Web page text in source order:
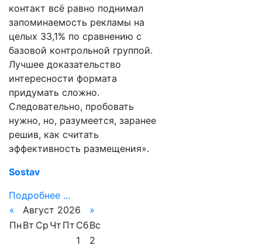
контакт всё равно поднимал
запоминаемость рекламы на
целых 33,1% по сравнению с
базовой контрольной группой.
Лучшее доказательство
интересности формата
придумать сложно.
Следовательно, пробовать
нужно, но, разумеется, заранее
решив, как считать
эффективность размещения».
Sostav
Подробнее ...
«
Август 2026
»
Пн Вт Ср Чт Пт СбВс
1
2